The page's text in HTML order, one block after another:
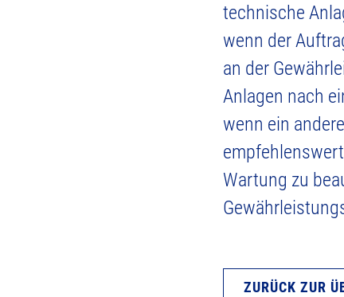
technische
wenn der
an der
Anlagen nach
wenn ein
Wartung zu
ZURÜCK ZUR